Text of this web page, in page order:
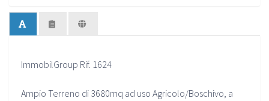
ImmobilGroup Rif. 1624
Ampio Terreno di 3680mq ad uso Agricolo/Boschivo, a